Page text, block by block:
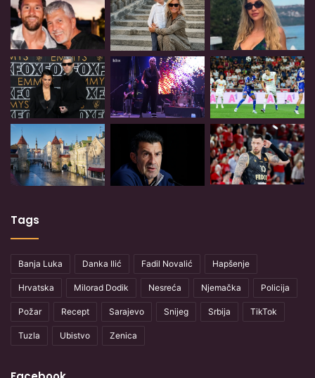
Tags
Banja Luka Danka Ilić Fadil Novalić Hapšenje
Hrvatska Milorad Dodik Nesreća Njemačka Policija
Požar Recept Sarajevo Snijeg Srbija TikTok
Tuzla Ubistvo Zenica